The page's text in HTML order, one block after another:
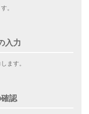
。
入力
ます。
認